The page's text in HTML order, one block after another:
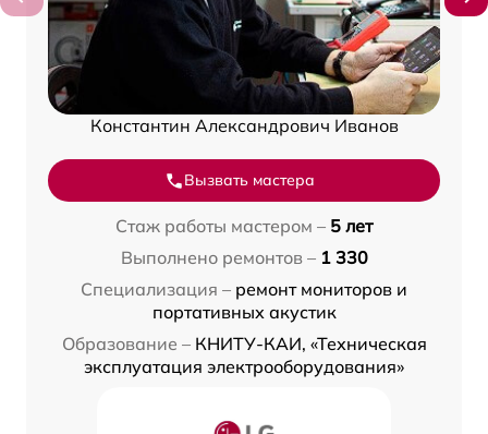
Константин Александрович Иванов
Вызвать мастера
Стаж работы мастером – 5 лет
Выполнено ремонтов – 1 330
Специализация – ремонт мониторов и
портативных акустик
Образование – КНИТУ-КАИ, «Техническая
эксплуатация электрооборудования»